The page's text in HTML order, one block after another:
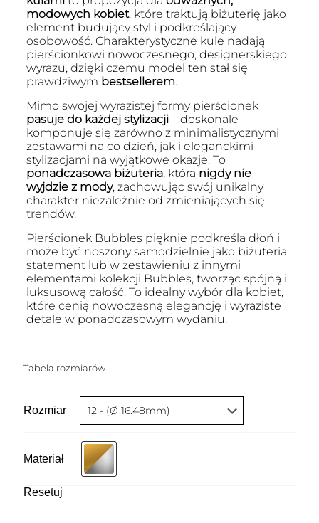
modowych kobiet, które traktują biżuterię jako
element budujący styl i podkreślający
osobowość. Charakterystyczne kule nadają
pierścionkowi nowoczesnego, designerskiego
wyrazu, dzięki czemu model ten stał się
prawdziwym bestsellerem.
Mimo swojej wyrazistej formy pierścionek
pasuje do każdej stylizacji– doskonale
komponuje się zarówno z minimalistycznymi
zestawami na co dzień, jak i eleganckimi
stylizacjami na wyjątkowe okazje. To
ponadczasowa biżuteria, która nigdy nie
wyjdzie z mody, zachowując swój unikalny
charakter niezależnie od zmieniających się
trendów.
Pierścionek Bubbles pięknie podkreśla dłoń i
może być noszony samodzielnie jako biżuteria
statement lub w zestawieniu z innymi
elementami kolekcji Bubbles, tworząc spójną i
luksusową całość. To idealny wybór dla kobiet,
które cenią nowoczesną elegancję i wyraziste
detale w ponadczasowym wydaniu.
Tabela rozmiarów
Rozmiar
Materiał
Resetuj